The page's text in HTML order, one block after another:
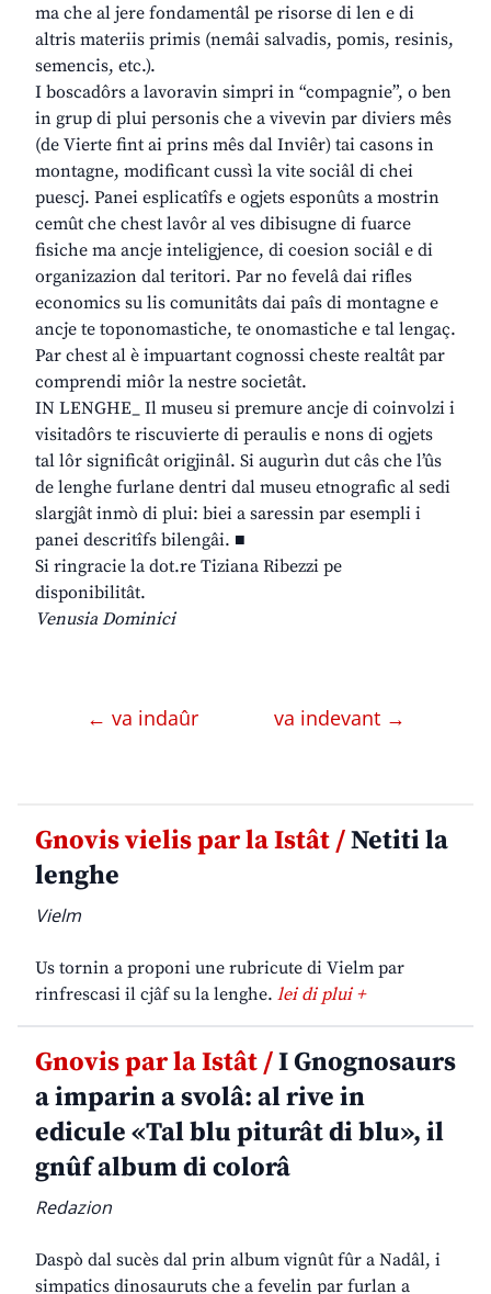
ma che al jere fondamentâl pe risorse di len e di
altris materiis primis (nemâi salvadis, pomis, resinis,
semencis, etc.).
I boscadôrs a lavoravin simpri in “compagnie”, o ben
in grup di plui personis che a vivevin par diviers mês
(de Vierte fint ai prins mês dal Inviêr) tai casons in
montagne, modificant cussì la vite sociâl di chei
puescj. Panei esplicatîfs e ogjets esponûts a mostrin
cemût che chest lavôr al ves dibisugne di fuarce
fisiche ma ancje inteligjence, di coesion sociâl e di
organizazion dal teritori. Par no fevelâ dai rifles
economics su lis comunitâts dai paîs di montagne e
ancje te toponomastiche, te onomastiche e tal lengaç.
Par chest al è impuartant cognossi cheste realtât par
comprendi miôr la nestre societât.
IN LENGHE_ Il museu si premure ancje di coinvolzi i
visitadôrs te riscuvierte di peraulis e nons di ogjets
tal lôr significât origjinâl. Si augurìn dut câs che l’ûs
de lenghe furlane dentri dal museu etnografic al sedi
slargjât inmò di plui: biei a saressin par esempli i
panei descritîfs bilengâi. ■
Si ringracie la dot.re Tiziana Ribezzi pe
disponibilitât.
Venusia Dominici
← va indaûr va indevant →
Gnovis vielis par la Istât /Netiti la
lenghe
Vielm
Us tornin a proponi une rubricute di Vielm par
rinfrescasi il cjâf su la lenghe. lei di plui +
Gnovis par la Istât /I Gnognosaurs
a imparin a svolâ: al rive in
edicule «Tal blu piturât di blu», il
gnûf album di colorâ
Redazion
Daspò dal sucès dal prin album vignût fûr a Nadâl, i
simpatics dinosauruts che a fevelin par furlan a